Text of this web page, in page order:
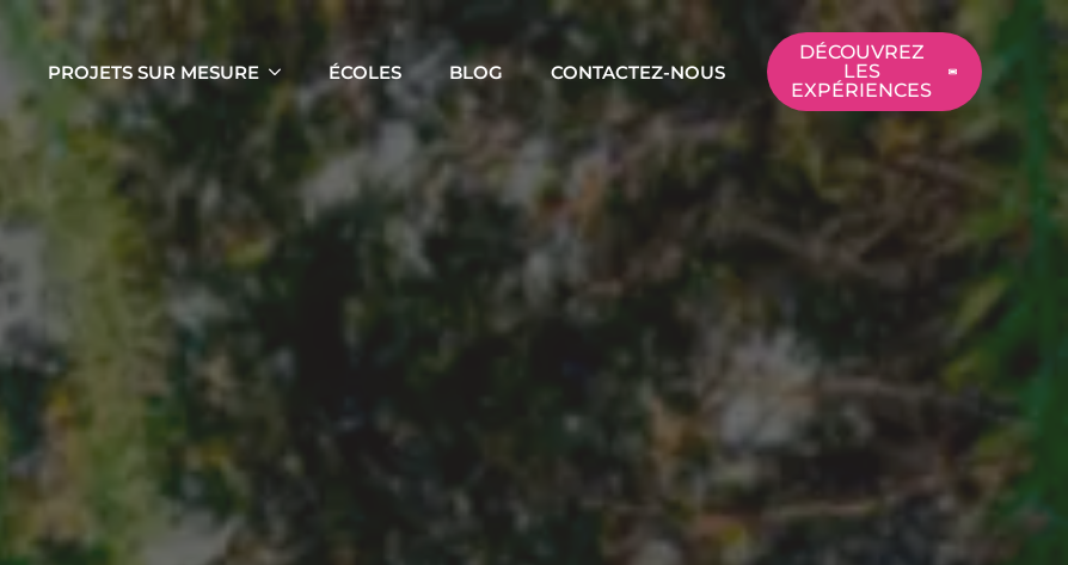
PROJETS SUR MESURE ÉCOLES BLOG CONTACTEZ-NOUS
DÉCOUVREZ
LES
EXPÉRIENCES